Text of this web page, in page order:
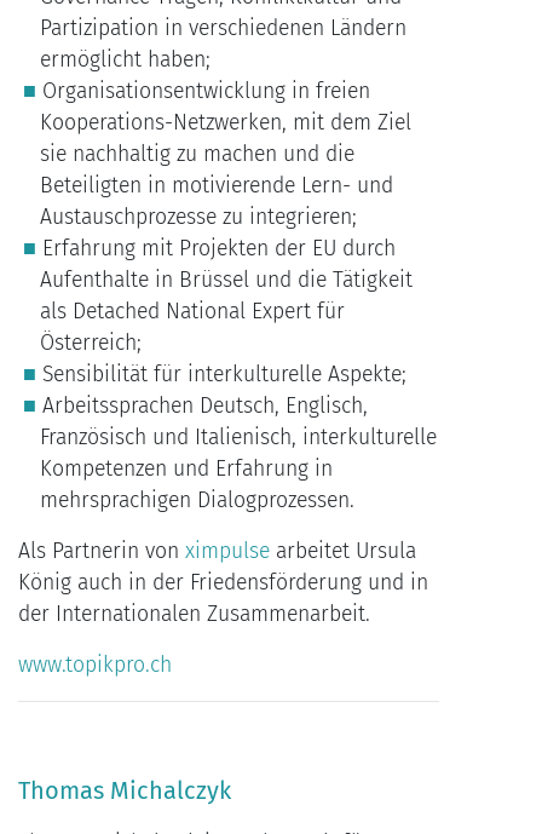
Partizipation in verschiedenen Ländern
ermöglicht haben;
Organisationsentwicklung in freien
Kooperations-Netzwerken, mit dem Ziel
sie nachhaltig zu machen und die
Beteiligten in motivierende Lern- und
Austauschprozesse zu integrieren;
Erfahrung mit Projekten der EU durch
Aufenthalte in Brüssel und die Tätigkeit
als Detached National Expert für
Österreich;
Sensibilität für interkulturelle Aspekte;
Arbeitssprachen Deutsch, Englisch,
Französisch und Italienisch, interkulturelle
Kompetenzen und Erfahrung in
mehrsprachigen Dialogprozessen.
Als Partnerin von ximpulse arbeitet Ursula
König auch in der Friedensförderung und in
der Internationalen Zusammenarbeit.
www.topikpro.ch
Thomas Michalczyk